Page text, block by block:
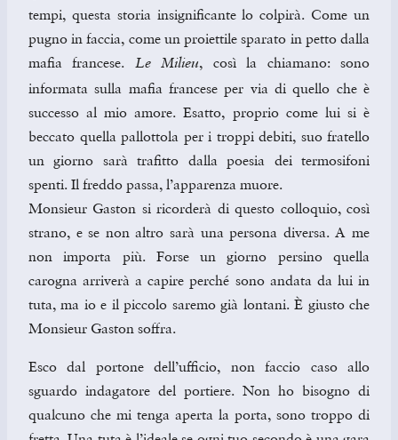
tempi, questa storia insignificante lo colpirà. Come un
pugno in faccia, come un proiettile sparato in petto dalla
mafia francese.
Le Milieu, così la chiamano: sono
informata sulla mafia francese per via di quello che è
successo al mio amore. Esatto, proprio come lui si è
beccato quella pallottola per i troppi debiti, suo fratello
un giorno sarà trafitto dalla poesia dei termosifoni
spenti. Il freddo passa, l’apparenza muore.
Monsieur Gaston si ricorderà di questo colloquio, così
strano, e se non altro sarà una persona diversa. A me
non importa più. Forse un giorno persino quella
carogna arriverà a capire perché sono andata da lui in
tuta, ma io e il piccolo saremo già lontani. È giusto che
Monsieur Gaston soffra.
Esco dal portone dell’ufficio, non faccio caso allo
sguardo indagatore del portiere. Non ho bisogno di
qualcuno che mi tenga aperta la porta, sono troppo di